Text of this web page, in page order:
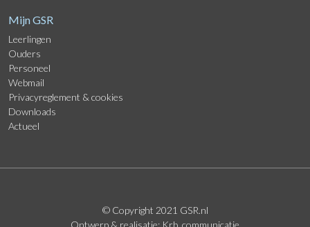
Mijn GSR
Leerlingen
Ouders
Personeel
Webmail
Privacyreglement & cookies
Downloads
Actueel
© Copyright 2021 GSR.nl
Ontwerp & realisatie: Krb. communicatie